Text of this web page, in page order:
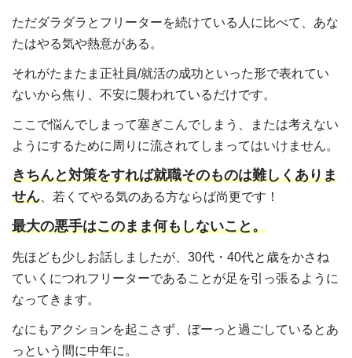
ただダラダラとフリーターを続けている人に比べて、あな
たはやる気や熱意がある。
それがたまたま正社員/就活の成功といった形で表れてい
ないから焦り、不安に襲われているだけです。
ここで悩んでしまって塞ぎこんでしまう、または考えない
ようにするために周りに流されてしまってはいけません。
きちんと対策をすれば就職そのものは難しくありま
せん 、若くてやる気のある方ならば尚更です！
最大の悪手はこのまま何もしないこと。
先ほども少しお話しましたが、30代・40代と歳をかさね
ていくにつれフリーターであることが足を引っ張るように
なってきます。
なにもアクションを起こさず、ぼーっと過ごしているとあ
っという間に中年に。